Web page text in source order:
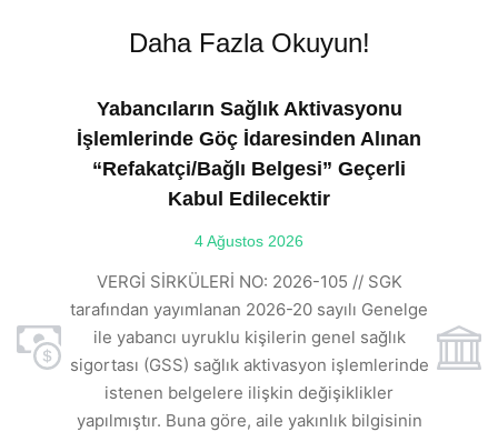
Daha Fazla Okuyun!
Yabancıların Sağlık Aktivasyonu
İşlemlerinde Göç İdaresinden Alınan
“Refakatçi/Bağlı Belgesi” Geçerli
Kabul Edilecektir
4 Ağustos 2026
VERGİ SİRKÜLERİ NO: 2026-105 // SGK
tarafından yayımlanan 2026-20 sayılı Genelge
ile yabancı uyruklu kişilerin genel sağlık
sigortası (GSS) sağlık aktivasyon işlemlerinde
istenen belgelere ilişkin değişiklikler
yapılmıştır. Buna göre, aile yakınlık bilgisinin